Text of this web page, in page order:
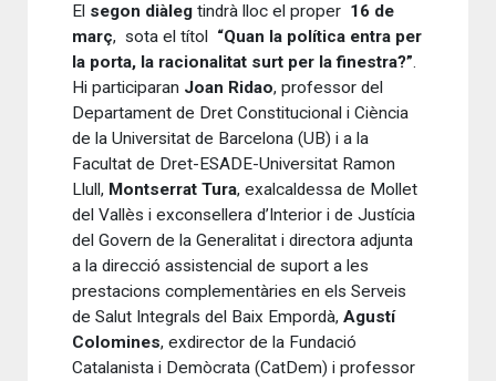
El segon diàleg tindrà lloc el proper 16 de
març, sota el títol “Quan la política entra per
la porta, la racionalitat surt per la finestra?”.
Hi participaran Joan Ridao, professor del
Departament de Dret Constitucional i Ciència
de la Universitat de Barcelona (UB) i a la
Facultat de Dret-ESADE-Universitat Ramon
Llull, Montserrat Tura, exalcaldessa de Mollet
del Vallès i exconsellera d’Interior i de Justícia
del Govern de la Generalitat i directora adjunta
a la direcció assistencial de suport a les
prestacions complementàries en els Serveis
de Salut Integrals del Baix Empordà, Agustí
Colomines, exdirector de la Fundació
Catalanista i Demòcrata (CatDem) i professor